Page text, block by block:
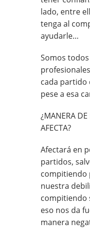
lado, entre
tenga al
ayudarle…
Somos
cada partido
pese a esa
¿MANERA DE
AFECTA?
Afectará en
partidos,
compitiendo
nuestra
compitiendo
eso nos da
manera